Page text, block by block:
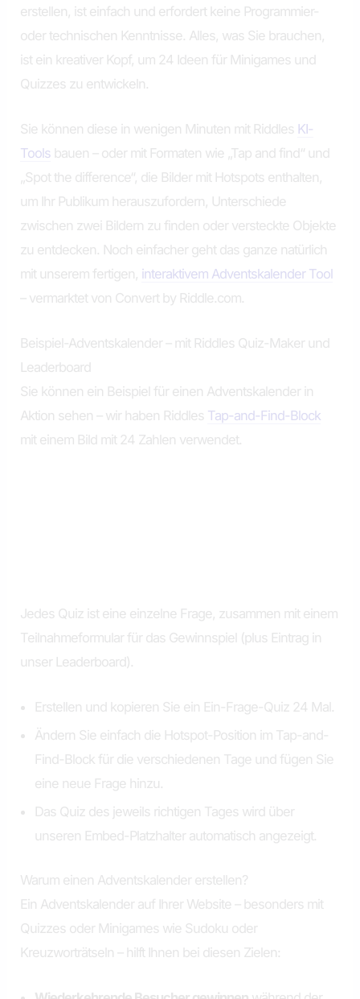
erstellen, ist einfach und erfordert keine Programmier-
oder technischen Kenntnisse. Alles, was Sie brauchen,
ist ein kreativer Kopf, um 24 Ideen für Minigames und
Quizzes zu entwickeln.
Sie können diese in wenigen Minuten mit Riddles KI-
Tools bauen – oder mit Formaten wie „Tap and find“ und
„Spot the difference“, die Bilder mit Hotspots enthalten,
um Ihr Publikum herauszufordern, Unterschiede
zwischen zwei Bildern zu finden oder versteckte Objekte
zu entdecken. Noch einfacher geht das ganze natürlich
mit unserem fertigen, interaktivem Adventskalender Tool
– vermarktet von Convert by Riddle.com.
Beispiel-Adventskalender – mit Riddles Quiz-Maker und
Leaderboard
Sie können ein Beispiel für einen Adventskalender in
Aktion sehen – wir haben Riddles Tap-and-Find-Block
mit einem Bild mit 24 Zahlen verwendet.
Jedes Quiz ist eine einzelne Frage, zusammen mit einem
Teilnahmeformular für das Gewinnspiel (plus Eintrag in
unser Leaderboard).
Erstellen und kopieren Sie ein Ein-Frage-Quiz 24 Mal.
Ändern Sie einfach die Hotspot-Position im Tap-and-
Find-Block für die verschiedenen Tage und fügen Sie
eine neue Frage hinzu.
Das Quiz des jeweils richtigen Tages wird über
unseren Embed-Platzhalter automatisch angezeigt.
Warum einen Adventskalender erstellen?
Ein Adventskalender auf Ihrer Website – besonders mit
Quizzes oder Minigames wie Sudoku oder
Kreuzworträtseln – hilft Ihnen bei diesen Zielen: